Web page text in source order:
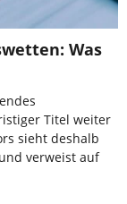
Was
Titel weiter
sieht deshalb
verweist auf